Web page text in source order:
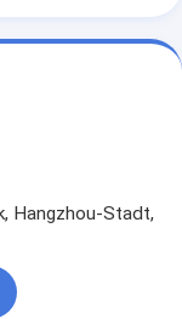
Hangzhou-Stadt,